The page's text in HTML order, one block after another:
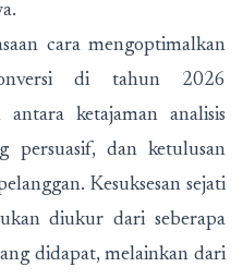
cara mengoptimalkan
di tahun 2026
antara ketajaman analisis
persuasif, dan ketulusan
Kesuksesan sejati
diukur dari seberapa
didapat, melainkan dari